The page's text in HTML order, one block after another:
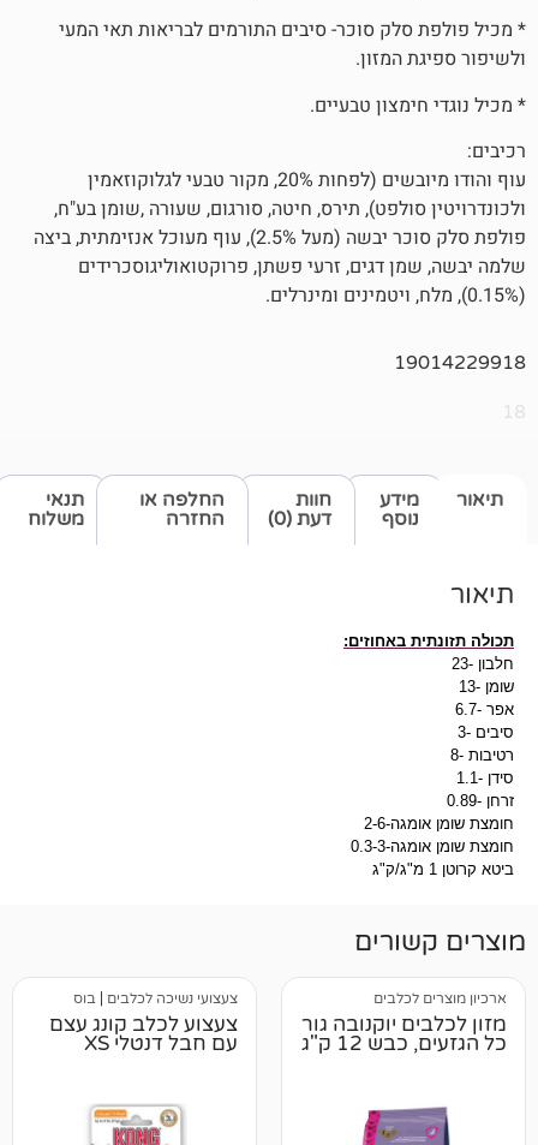
סוכר- סיבים התורמים לבריאות תאי המעי
טבעיים.
עוף והודו מיובשים (לפחות 20%, מקור טבעי לגלוקוזאמין
תירס, חיטה, סורגום, שעורה ,שומן בע"ח,
פולפת סלק סוכר יבשה (מעל 2.5%), עוף מעוכל אנזימתית, ביצה
זרעי פשתן, פרוקטואוליגוסכרידים
תנאי
משלוח
חוות
דעת (0)
החלפה או
החזרה
גור
ק"ג
|בוס
צעצוע לכלב קונג עצם
עם חבל דנטלי XS